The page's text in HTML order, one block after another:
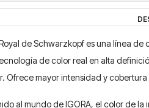
de Schwarzkopf es una línea
de color real en alta
Ofrece mayor intensidad y
al mundo de IGORA, el color de